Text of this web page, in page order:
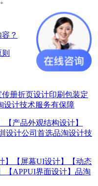
？
册折页设计印刷包装定
设计技术服务有保障
【产品外观结构设计】
设计公司首选品淘设计技
】【屏幕UI设计】【动态
【APPUI界面设计】品淘